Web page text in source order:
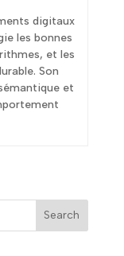
digitaux
les bonnes
et les
Son
et
Search